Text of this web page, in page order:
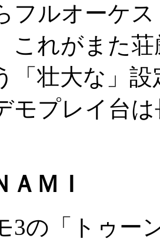
フルオーケ
これがまた荘
「壮大な」
モプレイ台
ＡＭＩ
3の「トゥー